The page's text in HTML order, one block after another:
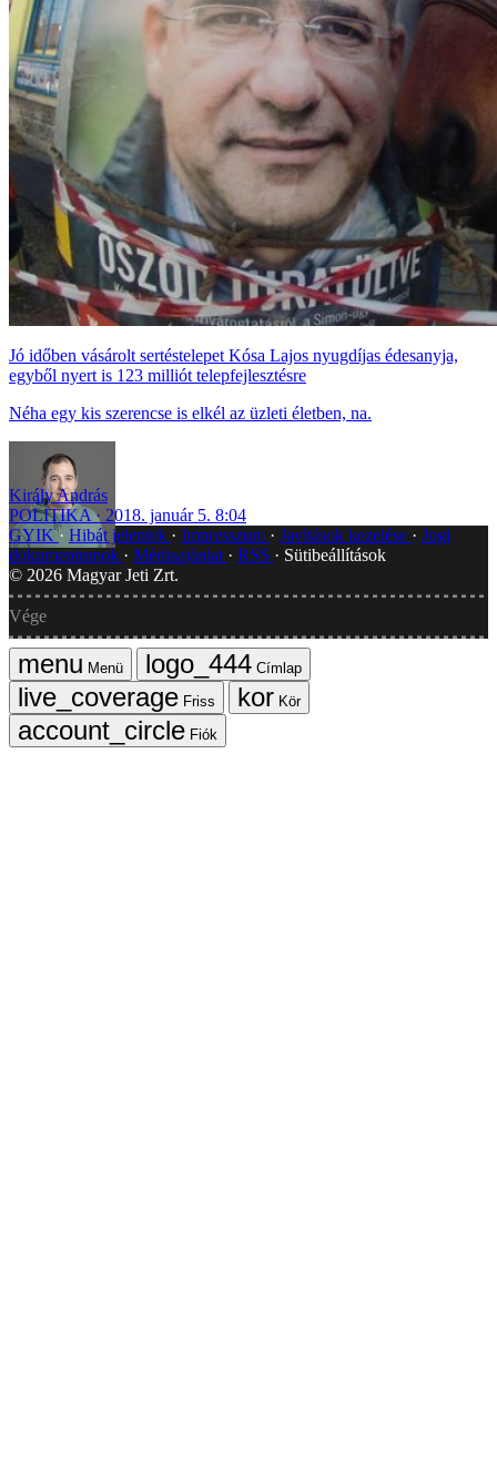
Jó időben vásárolt sertéstelepet Kósa Lajos nyugdíjas édesanyja,
egyből nyert is 123 milliót telepfejlesztésre
Néha egy kis szerencse is elkél az üzleti életben, na.
Király András
POLITIKA
2018. január 5. 8:04
GYIK Hibát jelentek Impresszum Javítások kezelése
Jogi
dokumentumok
Médiaajánlat RSS
Sütibeállítások
© 2026 Magyar Jeti Zrt.
Vége
Menü
Címlap
Friss
Kör
Fiók